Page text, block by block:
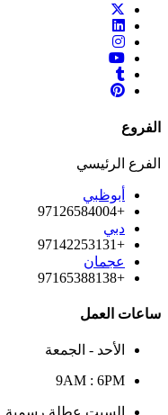
الفروع
الفرع الرئيسي
أبوظبي
+97126584004
دبي
+97142253131
عجمان
+97165388138
ساعات العمل
الأحد - الجمعة
9AM : 6PM